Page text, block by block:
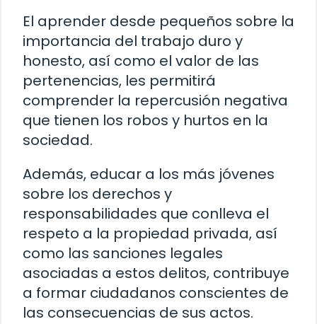
El aprender desde pequeños sobre la
importancia del trabajo duro y
honesto, así como el valor de las
pertenencias, les permitirá
comprender la repercusión negativa
que tienen los robos y hurtos en la
sociedad.
Además, educar a los más jóvenes
sobre los derechos y
responsabilidades que conlleva el
respeto a la propiedad privada, así
como las sanciones legales
asociadas a estos delitos, contribuye
a formar ciudadanos conscientes de
las consecuencias de sus actos.